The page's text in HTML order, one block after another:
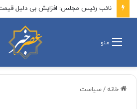
منو
خانه /سیاست